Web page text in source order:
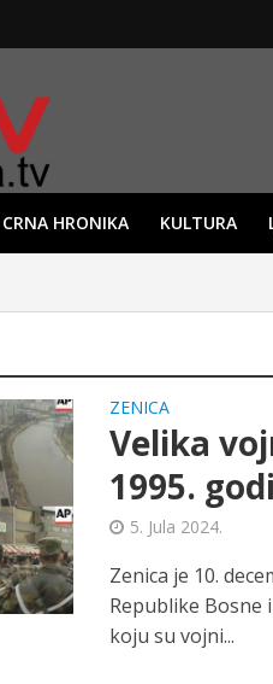
CRNA HRONIKA KULTURA
ZENICA
Velika
1995.
5. Jula 2024.
Zenica je 10.
Republike Bosne
koju su vojni...